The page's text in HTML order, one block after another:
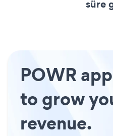
süre
POWR
to grow
revenue.